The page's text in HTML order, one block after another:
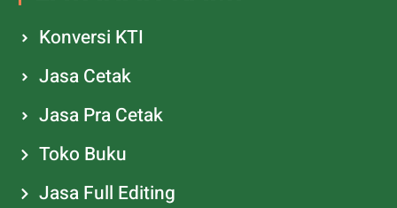
Konversi KTI
Jasa Cetak
Jasa Pra Cetak
Toko Buku
Jasa Full Editing